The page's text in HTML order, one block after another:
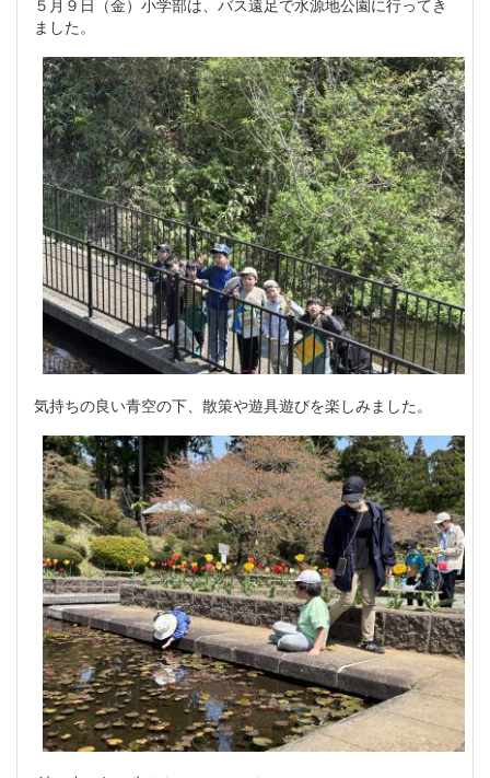
５月９日（金）小学部は、バス遠足で水源地公園に行ってき
ました。
気持ちの良い青空の下、散策や遊具遊びを楽しみました。